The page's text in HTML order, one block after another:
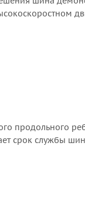
продольного
срок службы